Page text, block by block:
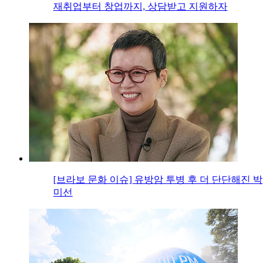
재취업부터 창업까지, 상담받고 지원하자
[브라보 문화 이슈] 유방암 투병 후 더 단단해진 박
미선